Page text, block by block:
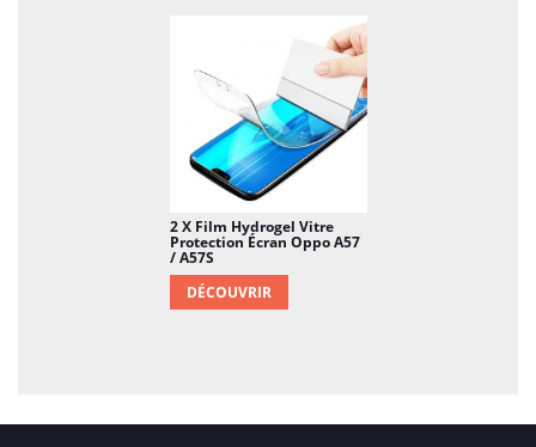
2 X Film Hydrogel Vitre
Protection Écran Oppo A57
/ A57S
DÉCOUVRIR